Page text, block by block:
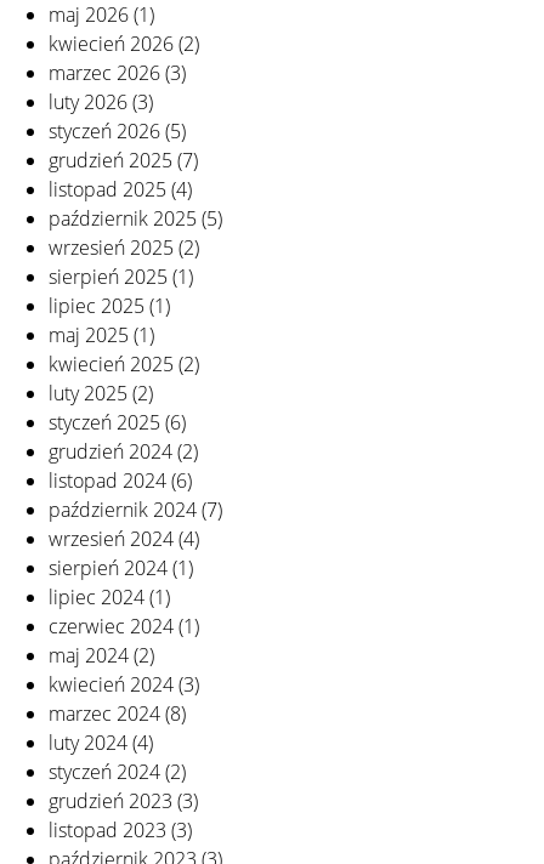
maj 2026(1)
kwiecień 2026(2)
marzec 2026(3)
luty 2026(3)
styczeń 2026(5)
grudzień 2025(7)
listopad 2025(4)
październik 2025(5)
wrzesień 2025(2)
sierpień 2025(1)
lipiec 2025(1)
maj 2025(1)
kwiecień 2025(2)
luty 2025(2)
styczeń 2025(6)
grudzień 2024(2)
listopad 2024(6)
październik 2024(7)
wrzesień 2024(4)
sierpień 2024(1)
lipiec 2024(1)
czerwiec 2024(1)
maj 2024(2)
kwiecień 2024(3)
marzec 2024(8)
luty 2024(4)
styczeń 2024(2)
grudzień 2023 (3)
listopad 2023 (3)